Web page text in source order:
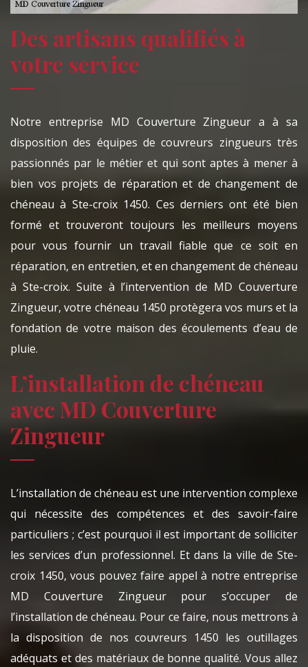
Des artisans qualifiés à
votre service
Notre entreprise MD Couverture Zingueur a à sa
disposition des équipes de couvreurs zingueurs très
passionnés par le métier et qui sont aptes à mener à
bien vos projets de réparation et de changement de
chéneau à Ste-croix 1450. Ces derniers ont été bien
formé et trouveront toujours les meilleurs moyens
pour vous fournir un travail fiable que ce soit en
réparation, en entretien, et en changement de chéneau
à Ste-croix. Suite à l’intervention de MD Couverture
Zingueur, votre chéneau 1450 protègera vos murs et la
fondation de votre maison des écoulements d’eau de
pluie.
L’installation de chéneau
avec MD Couverture
Zingueur
L’installation de chéneau est une intervention complexe
qui nécessite des compétences et des savoir-faire
particuliers ; c’est pourquoi il est important de solliciter
les services d’un professionnel. Et dans la ville de Ste-
croix 1450, vous pouvez faire appel à notre entreprise
MD Couverture Zingueur pour s’occuper de
l’installation de chéneau. Pour ce faire, nous mettrons à
la disposition de nos couvreurs 1450 les outillages
adéquats et des matériaux de bonne qualité. Vous allez